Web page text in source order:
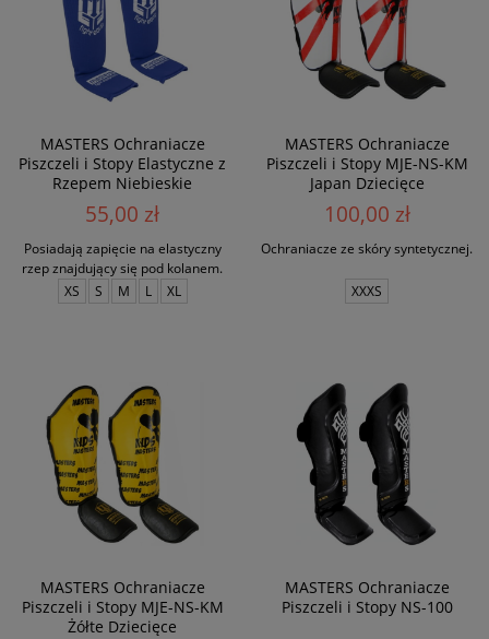
MASTERS Ochraniacze
Piszczeli i Stopy Elastyczne z
Rzepem Niebieskie
55,00 zł
Posiadają zapięcie na elastyczny
rzep znajdujący się pod kolanem.
XS
S M L XL
MASTERS Ochraniacze
Piszczeli i Stopy MJE-NS-KM
Japan Dziecięce
100,00 zł
Ochraniacze ze skóry syntetycznej.
XXXS
MASTERS Ochraniacze
Piszczeli i Stopy MJE-NS-KM
Żółte Dziecięce
MASTERS Ochraniacze
Piszczeli i Stopy NS-100